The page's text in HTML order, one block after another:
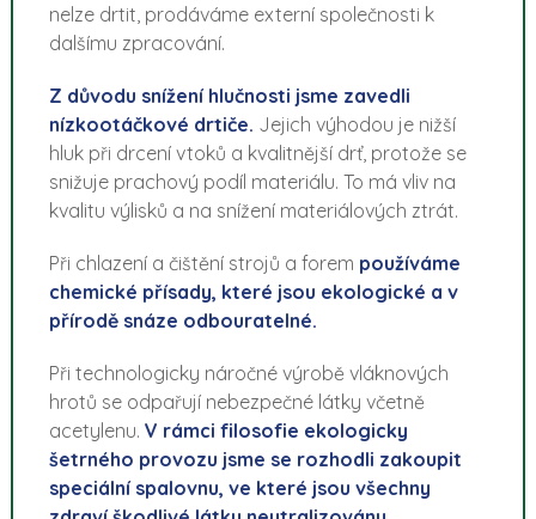
nelze drtit, prodáváme externí společnosti k
dalšímu zpracování.
Z důvodu snížení hlučnosti jsme zavedli
nízkootáčkové drtiče. Jejich výhodou je nižší
hluk při drcení vtoků a kvalitnější drť, protože se
snižuje prachový podíl materiálu. To má vliv na
kvalitu výlisků a na snížení materiálových ztrát.
Při chlazení a čištění strojů a forem používáme
chemické přísady, které jsou ekologické a v
přírodě snáze odbouratelné.
Při technologicky náročné výrobě vláknových
hrotů se odpařují nebezpečné látky včetně
acetylenu.V rámci filosofie ekologicky
šetrného provozu jsme se rozhodli zakoupit
speciální spalovnu, ve které jsou všechny